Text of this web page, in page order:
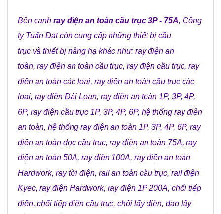
Bên cạnh ray điện an toàn cầu trục 3P - 75A, Công
ty Tuấn Đạtcòn cung cấp những thiết bị cầu
trục và thiết bị nâng hạ khác như: ray điện an
toàn, ray điện an toàn cầu trục, ray điện cầu trục, ray
điện an toàn các loại, ray điện an toàn cầu trục các
loại, ray điện Đài Loan, ray điện an toàn 1P, 3P, 4P,
6P, ray điện cầu trục 1P, 3P, 4P, 6P, hệ thống ray điện
an toàn, hệ thống ray điện an toàn 1P, 3P, 4P, 6P, ray
điện an toàn dọc cầu trục, ray điện an toàn 75A, ray
điện an toàn 50A, ray điện 100A, ray điện an toàn
Hardwork, ray tời điện, rail an toàn cầu trục, rail điện
Kyec, ray điện Hardwork, ray điện 1P 200A, chổi tiếp
điện, chổi tiếp điện cầu trục, chổi lấy điện, dao lấy